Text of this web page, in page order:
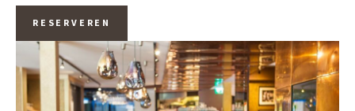
RESERVEREN